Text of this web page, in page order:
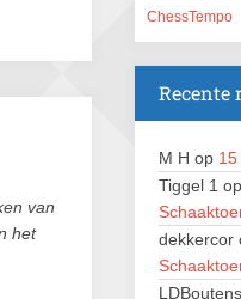
van
het
5
Zwolle
voor
5
22e
ChessTempo
Recente
M H op
Tiggel 1 op
dekkercor
LDBoutens